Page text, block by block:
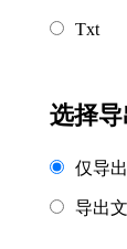
Txt
选择
仅导
导出